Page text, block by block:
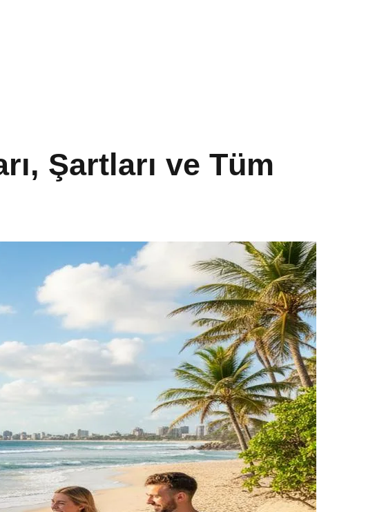
Şartları ve Tüm